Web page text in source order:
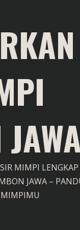
MIMPI LENGKAP
JAWA –
MIMPIMU